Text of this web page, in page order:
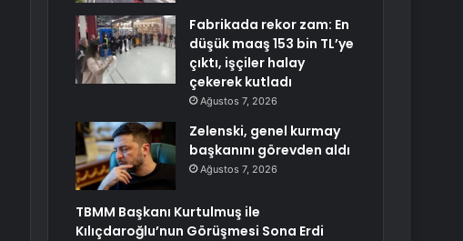
Fabrikada rekor zam: En
düşük maaş 153 bin TL’ye
çıktı, işçiler halay
çekerek kutladı
Ağustos 7, 2026
Zelenski, genel kurmay
başkanını görevden aldı
Ağustos 7, 2026
TBMM Başkanı Kurtulmuş ile
Kılıçdaroğlu’nun Görüşmesi Sona Erdi